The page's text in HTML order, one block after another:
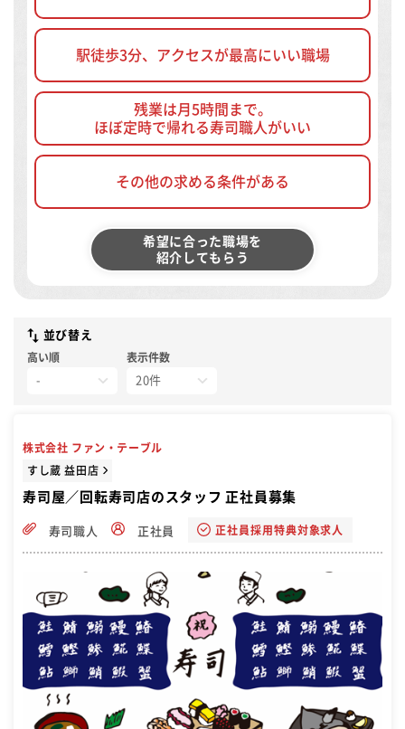
駅徒歩3分、アクセスが最高にいい職場
残業は月5時間まで。
ほぼ定時で帰れる寿司職人がいい
その他の求める条件がある
希望に合った職場を
紹介してもらう
並び替え
高い順 表示件数
株式会社 ファン・テーブル
すし蔵 益田店
寿司屋／回転寿司店のスタッフ 正社員募集
寿司職人 正社員 正社員採用特典対象求人